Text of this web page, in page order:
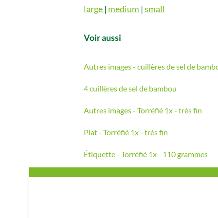
large | medium |small
Voir aussi
Autres images - cuillères de sel de
4 cuillères de sel de bambou
Autres images - Torréfié 1x - très fin
Plat - Torréfié 1x - très fin
Étiquette - Torréfié 1x - 110 grammes